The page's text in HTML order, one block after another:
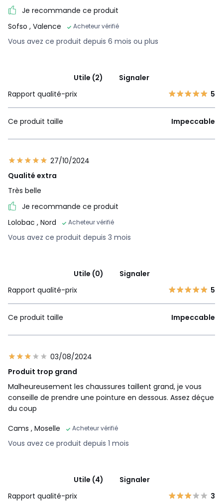
Je recommande ce produit
Sofso , Valence Acheteur vérifié
Vous avez ce produit depuis 6 mois ou plus
Utile (2)
Signaler
Rapport qualité-prix
5
Ce produit taille Impeccable
27/10/2024
Qualité extra
Très belle
Je recommande ce produit
Lolobac , Nord Acheteur vérifié
Vous avez ce produit depuis 3 mois
Utile (0)
Signaler
Rapport qualité-prix
5
Ce produit taille Impeccable
03/08/2024
Produit trop grand
Malheureusement les chaussures taillent grand, je vous
conseille de prendre une pointure en dessous. Assez déçue
du coup
Cams , Moselle Acheteur vérifié
Vous avez ce produit depuis 1 mois
Utile (4)
Signaler
Rapport qualité-prix
3